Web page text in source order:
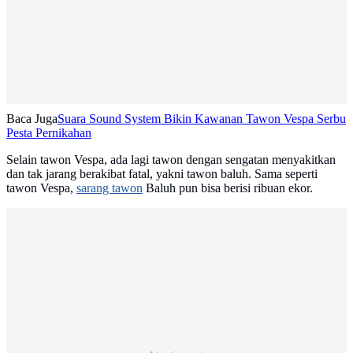
Baca JugaSuara Sound System Bikin Kawanan Tawon Vespa Serbu
Pesta Pernikahan
Selain tawon Vespa, ada lagi tawon dengan sengatan menyakitkan
dan tak jarang berakibat fatal, yakni tawon baluh. Sama seperti
tawon Vespa, sarang tawon Baluh pun bisa berisi ribuan ekor.